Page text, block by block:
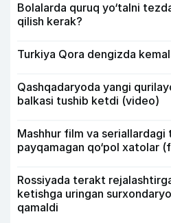
Bolalarda quruq yo‘talni
qilish kerak?
Turkiya Qora dengizda
Qashqadaryoda yangi
balkasi tushib ketdi (video)
Mashhur film va seriallardagi
payqamagan qo‘pol xatolar
Rossiyada terakt
ketishga uringan
qamaldi